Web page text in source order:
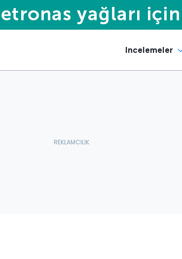
Incelemeler